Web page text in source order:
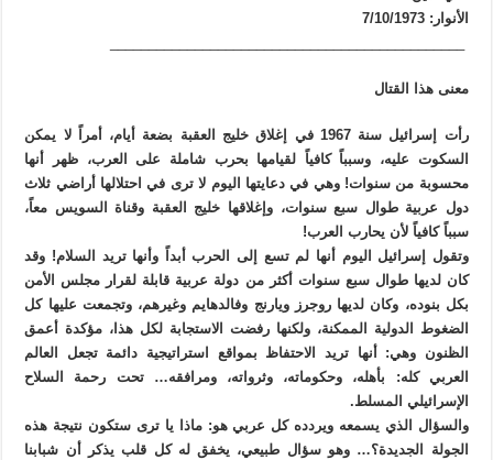
الأنوار: 7/10/1973
معنى هذا القتال
رأت إسرائيل سنة 1967 في إغلاق خليج العقبة بضعة أيام، أمراً لا يمكن
السكوت عليه، وسبباً كافياً لقيامها بحرب شاملة على العرب، ظهر أنها
محسوبة من سنوات! وهي في دعايتها اليوم لا ترى في احتلالها أراضي ثلاث
دول عربية طوال سبع سنوات، وإغلاقها خليج العقبة وقناة السويس معاً،
سبباً كافياً لأن يحارب العرب!
وتقول إسرائيل اليوم أنها لم تسع إلى الحرب أبداً وأنها تريد السلام! وقد
كان لديها طوال سبع سنوات أكثر من دولة عربية قابلة لقرار مجلس الأمن
بكل بنوده، وكان لديها روجرز ويارنج وفالدهايم وغيرهم، وتجمعت عليها كل
الضغوط الدولية الممكنة، ولكنها رفضت الاستجابة لكل هذا، مؤكدة أعمق
الظنون وهي: أنها تريد الاحتفاظ بمواقع استراتيجية دائمة تجعل العالم
العربي كله: بأهله، وحكوماته، وثرواته، ومرافقه… تحت رحمة السلاح
الإسرائيلي المسلط.
والسؤال الذي يسمعه ويردده كل عربي هو: ماذا يا ترى ستكون نتيجة هذه
الجولة الجديدة؟… وهو سؤال طبيعي، يخفق له كل قلب يذكر أن شبابنا